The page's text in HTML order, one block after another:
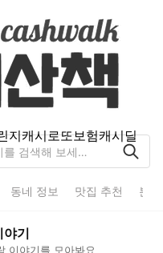
지캐시로또보험캐시딜
동네 정보 맛집 추천 분
기
이야기를 모아봐요